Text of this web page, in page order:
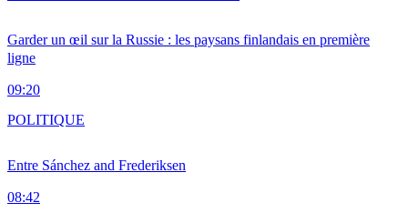
Garder un œil sur la Russie : les paysans finlandais en première
ligne
09:20
Entre Sánchez and Frederiksen
08:42
POLITIQUE